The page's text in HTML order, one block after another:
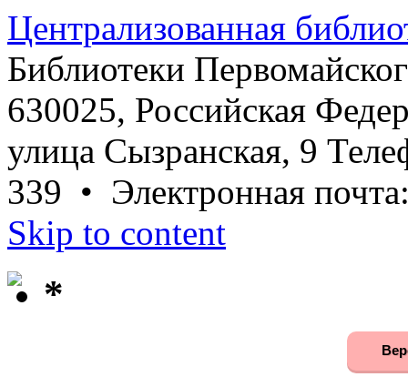
Централизованная
Библиотеки
630025, Российская
улица Сызранская, 9
339 • Электронная
Skip to content
*